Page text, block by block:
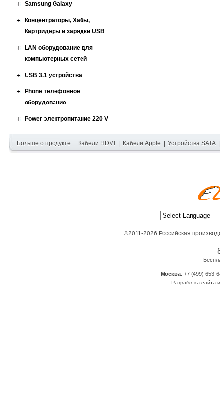
Samsung Galaxy
Концентраторы, Хабы,
Картридеры и зарядки USB
LAN оборудование для
компьютерных сетей
USB 3.1 устройства
Phone телефонное
оборудование
Power электропитание 220 V
Больше о продукте Кабели HDMI Кабели Apple Устройства SATA
©2011-2026 Российская
Москва: +7 (499) 653-
Разработка сайта